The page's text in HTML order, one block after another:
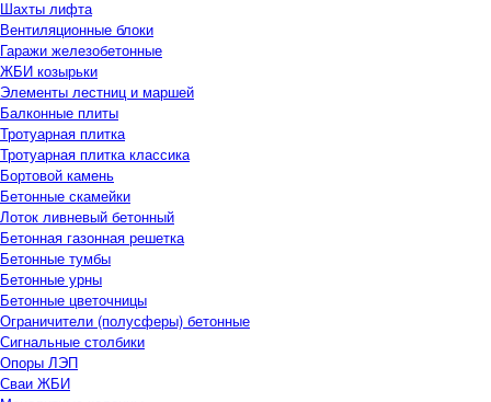
Шахты лифта
Вентиляционные блоки
Гаражи железобетонные
ЖБИ козырьки
Элементы лестниц и маршей
Балконные плиты
Тротуарная плитка
Тротуарная плитка классика
Бортовой камень
Бетонные скамейки
Лоток ливневый бетонный
Бетонная газонная решетка
Бетонные тумбы
Бетонные урны
Бетонные цветочницы
Ограничители (полусферы) бетонные
Сигнальные столбики
Опоры ЛЭП
Сваи ЖБИ